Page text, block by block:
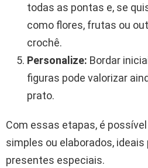
todas as pontas e, se
como flores, frutas ou
crochê.
Personalize: Bordar
figuras pode valorizar
prato.
Com essas etapas, é
simples ou elaborados, ideais
presentes especiais.